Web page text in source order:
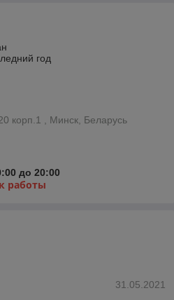
год
корп.1 , Минск, Беларусь
до 20:00
работы
31.05.2021